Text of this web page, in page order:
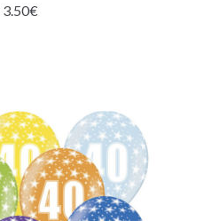
3.50€